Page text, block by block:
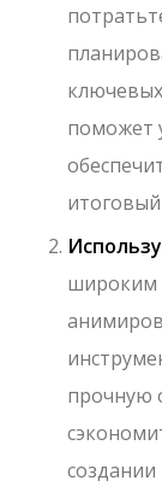
поможет
широким
прочную
создании